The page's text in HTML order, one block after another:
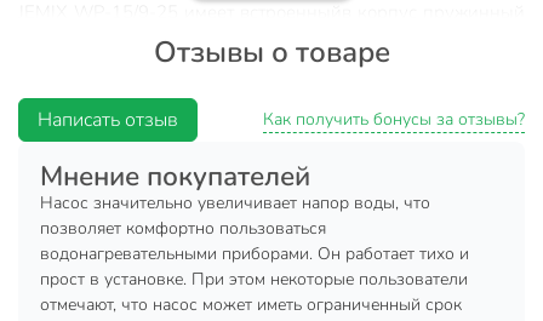
датчик потока, который включает и отключает насос при
наличии или отсутствии потока воды в автоматическом
режиме, что предотвращает работу насоса без воды и
повышает удобство эксплуатации.
Технические характеристики:
Мощность: 120 Вт
Максимальная производительность: до 25 л/мин
Максимальный подъем: до 9 м
Подключение шланг/труба: 1/2 дюйма
Отзывы о товаре
Написать отзыв Как получить бонусы за отзывы?
Мнение покупателей
Насос значительно увеличивает напор воды, что
позволяет комфортно пользоваться
водонагревательными приборами. Он работает тихо и
прост в установке. При этом некоторые пользователи
отмечают, что насос может иметь ограниченный срок